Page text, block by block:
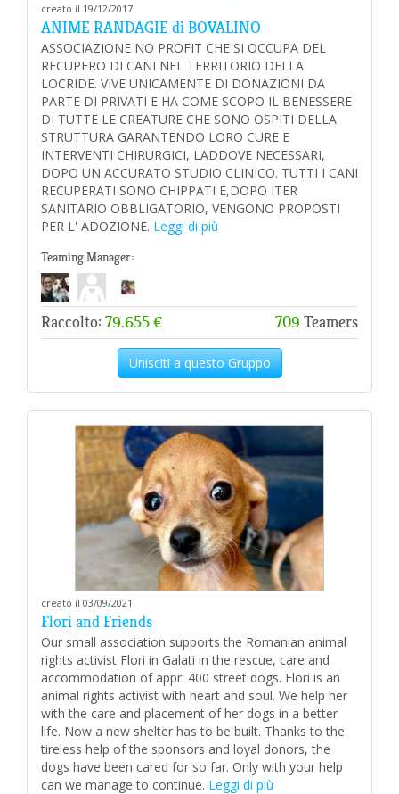
creato il 19/12/2017
ANIME RANDAGIE di BOVALINO
ASSOCIAZIONE NO PROFIT CHE SI OCCUPA DEL
RECUPERO DI CANI NEL TERRITORIO DELLA
LOCRIDE. VIVE UNICAMENTE DI DONAZIONI DA
PARTE DI PRIVATI E HA COME SCOPO IL BENESSERE
DI TUTTE LE CREATURE CHE SONO OSPITI DELLA
STRUTTURA GARANTENDO LORO CURE E
INTERVENTI CHIRURGICI, LADDOVE NECESSARI,
DOPO UN ACCURATO STUDIO CLINICO. TUTTI I CANI
RECUPERATI SONO CHIPPATI E,DOPO ITER
SANITARIO OBBLIGATORIO, VENGONO PROPOSTI
PER L' ADOZIONE. Leggi di più
Teaming Manager:
Raccolto: 79.655 € 709 Teamers
Unisciti a questo Gruppo
creato il 03/09/2021
Flori and Friends
Our small association supports the Romanian animal
rights activist Flori in Galati in the rescue, care and
accommodation of appr. 400 street dogs. Flori is an
animal rights activist with heart and soul. We help her
with the care and placement of her dogs in a better
life. Now a new shelter has to be built. Thanks to the
tireless help of the sponsors and loyal donors, the
dogs have been cared for so far. Only with your help
can we manage to continue. Leggi di più